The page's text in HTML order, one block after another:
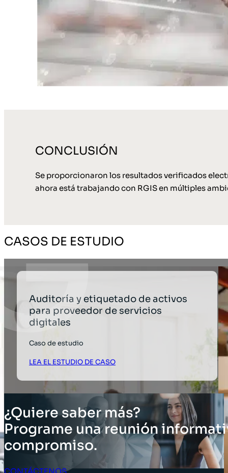
CONCLUSIÓN
Se proporcionaron los resultados verificados
ahora está trabajando con RGIS en múltiples
CASOS DE ESTUDIO
Auditoría y etiquetado de activos
para proveedor de servicios
digitales
Caso de estudio
LEA EL ESTUDIO DE CASO
¿Quiere saber más?
Programe una reunión
compromiso.